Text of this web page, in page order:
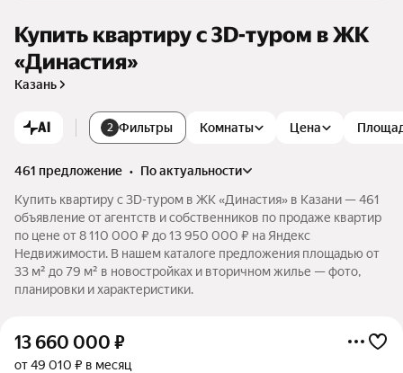
Купить квартиру c 3D-туром в ЖК
«Династия»
Казань
AI 2 Фильтры Комнаты Цена
461 предложение •
по актуальности
Купить квартиру c 3D-туром в ЖК «Династия» в Казани — 461
объявление от агентств и собственников по продаже квартир
по цене от 8 110 000 ₽ до 13 950 000 ₽ на Яндекс
Недвижимости. В нашем каталоге предложения площадью от
33 м² до 79 м² в новостройках и вторичном жилье — фото,
планировки и характеристики.
13 660 000 ₽
от 49 010 ₽ в месяц